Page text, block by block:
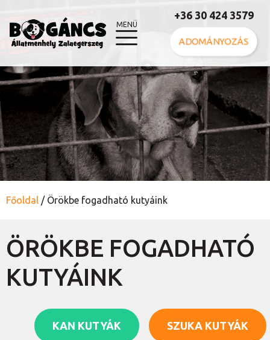
MENÜ
+36 30 424 3579
ADOMÁNYOZÁS
Főoldal / Örökbe fogadható kutyáink
ÖRÖKBE FOGADHATÓ
KUTYÁINK
KAN KUTYÁK SZUKA KUTYÁK